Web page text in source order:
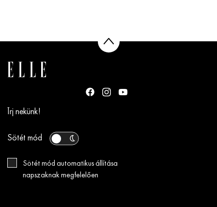
Írj nekünk!
Sötét mód
Sötét mód automatikus állítása
napszaknak megfelelően